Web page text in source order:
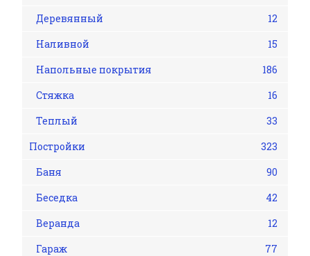
Деревянный
12
Наливной
15
Напольные покрытия
186
Стяжка
16
Теплый
33
Постройки
323
Баня
90
Беседка
42
Веранда
12
Гараж
77